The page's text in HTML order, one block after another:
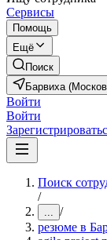
Сервисы
Помощь
Ещё
Поиск
Барвиха
Войти
Войти
Поиск
/
... /
резюме в